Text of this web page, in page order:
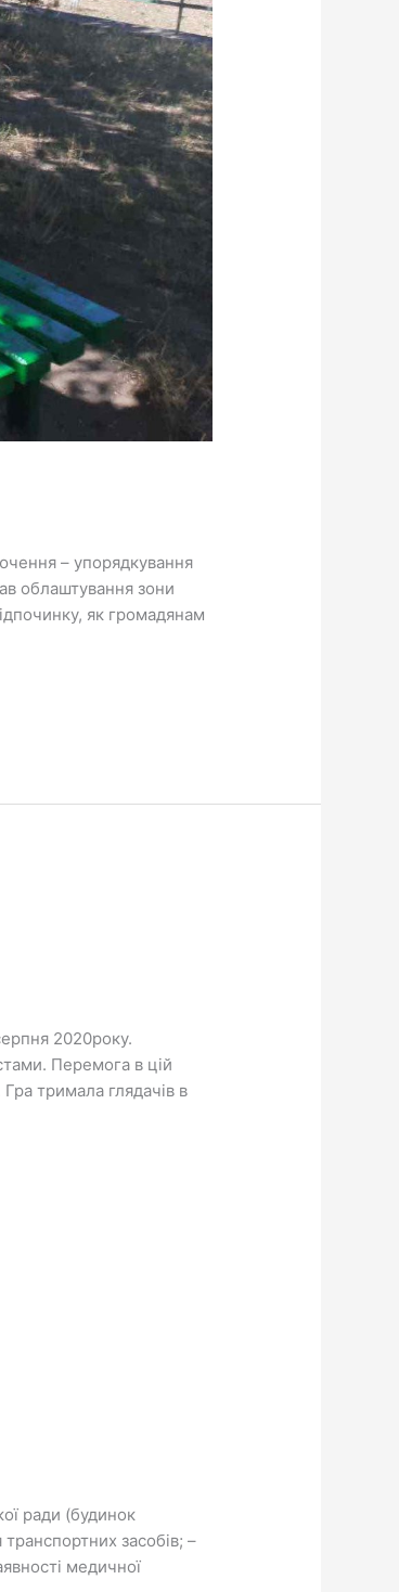
– упорядкування
облаштування зони
як громадянам
2020року.
Перемога в цій
тримала глядачів в
ради (будинок
засобів; –
медичної